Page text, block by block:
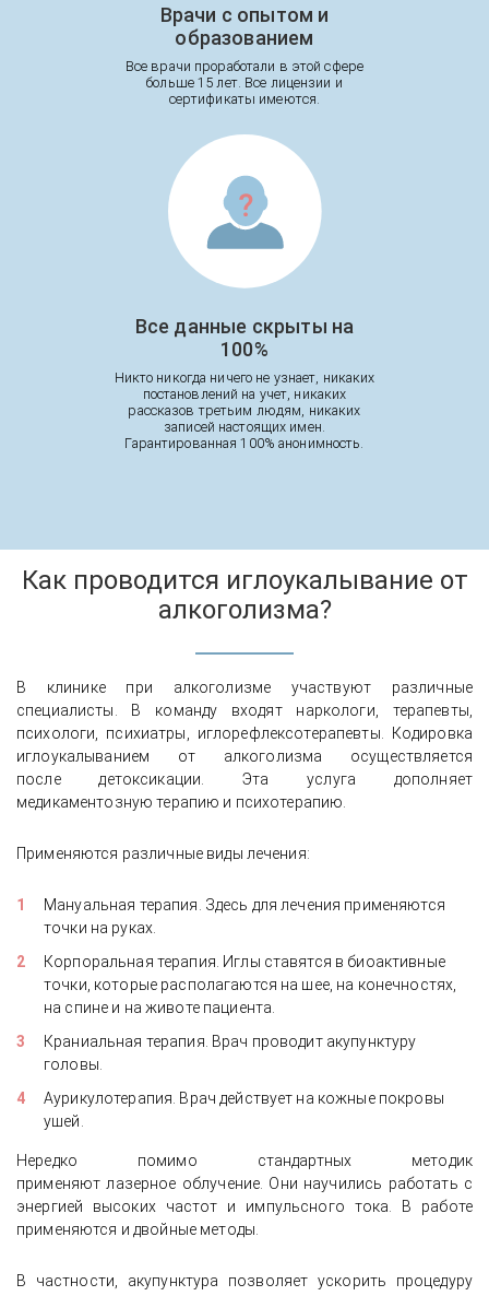
Врачи с опытом и
образованием
Все врачи проработали в этой сфере
больше 15 лет. Все лицензии и
сертификаты имеются.
Все данные скрыты на
100%
Никто никогда ничего не узнает, никаких
постановлений на учет, никаких
рассказов третьим людям, никаких
записей настоящих имен.
Гарантированная 100% анонимность.
Как проводится иглоукалывание от
алкоголизма?
В клинике при алкоголизме участвуют различные
специалисты. В команду входят наркологи, терапевты,
психологи, психиатры, иглорефлексотерапевты. Кодировка
иглоукалыванием от алкоголизма осуществляется
после детоксикации. Эта услуга дополняет
медикаментозную терапию и психотерапию.
Применяются различные виды лечения:
Мануальная терапия. Здесь для лечения применяются
точки на руках.
Корпоральная терапия. Иглы ставятся в биоактивные
точки, которые располагаются на шее, на конечностях,
на спине и на животе пациента.
Краниальная терапия. Врач проводит акупунктуру
головы.
Аурикулотерапия. Врач действует на кожные покровы
ушей.
Нередко помимо стандартных методик
применяют лазерное облучение. Они научились работать с
энергией высоких частот и импульсного тока. В работе
применяются и двойные методы.
В частности, акупунктура позволяет ускорить процедуру